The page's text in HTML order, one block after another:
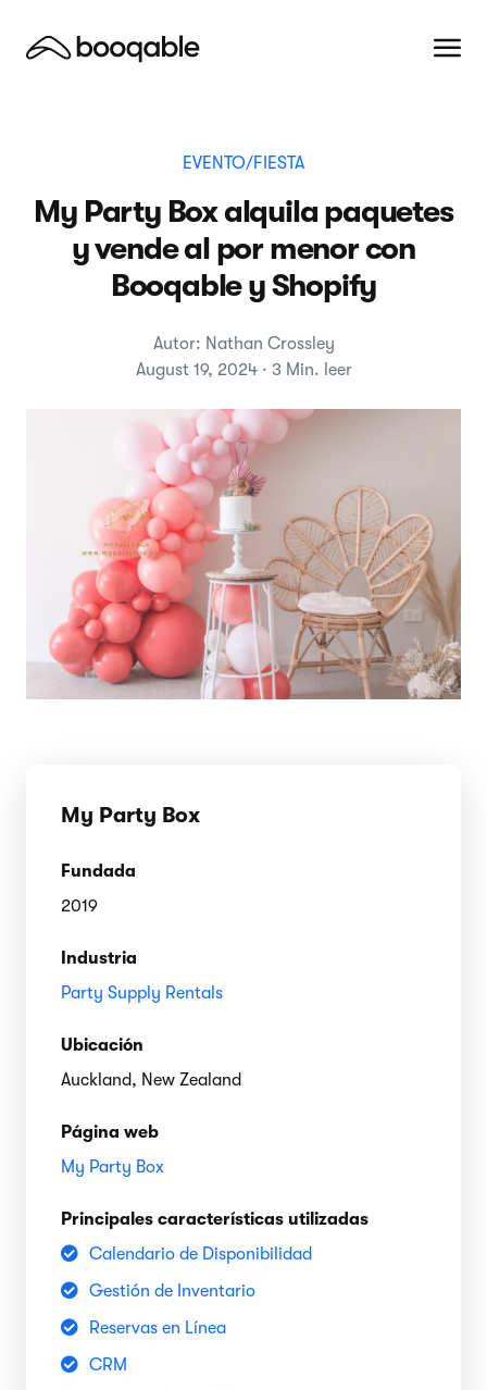
EVENTO/FIESTA
My Party Box alquila paquetes
y vende al por menor con
Booqable y Shopify
Autor: Nathan Crossley
August 19, 2024 · 3 Min. leer
My Party Box
Fundada
2019
Industria
Party Supply Rentals
Ubicación
Auckland, New Zealand
Página web
My Party Box
Principales características utilizadas
Calendario de Disponibilidad
Gestión de Inventario
Reservas en Línea
CRM